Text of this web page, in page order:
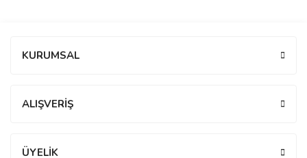
KURUMSAL
ALIŞVERİŞ
ÜYELİK